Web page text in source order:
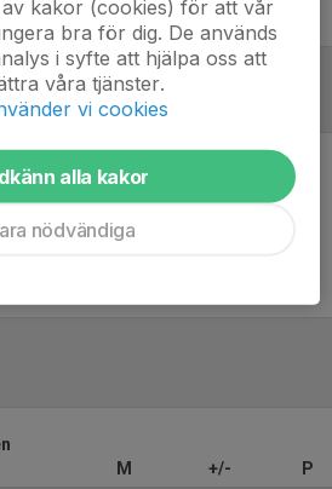
referat skrivet
M +/- P
kakor (cookies) för att vår
bra för dig. De används
i syfte att hjälpa oss att
våra tjänster.
vi cookies
alla kakor
nödvändiga